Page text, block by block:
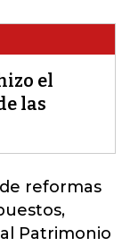
el
las
reformas
Patrimonio